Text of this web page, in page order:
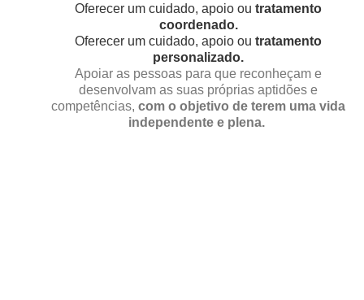
Oferecer um cuidado, apoio ou tratamento
coordenado.
Oferecer um cuidado, apoio ou tratamento
personalizado.
Apoiar as pessoas para que reconheçam e
desenvolvam as suas próprias aptidões e
competências, com o objetivo de terem uma vida
independente e plena.